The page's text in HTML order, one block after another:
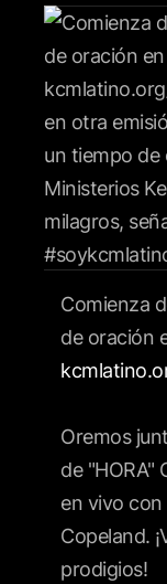
Comienza
de oración
Oremos
de "HORA"
en vivo
Copeland.
prodigios!